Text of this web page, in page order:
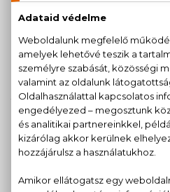
NATURA SIBERICA
2 az 1-ben tusfürdő és sampon
200 ml
2.200 Ft